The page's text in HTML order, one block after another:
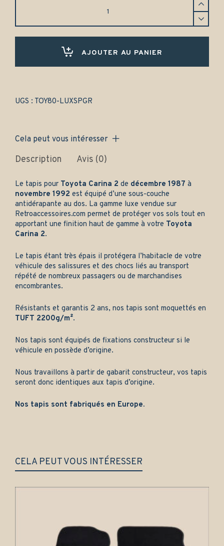
Gamme
AJOUTER AU PANIER
UGS : TOY80-LUXSPGR
Cela peut vous intéresser
Description Avis (0)
Le tapis pour Toyota Carina 2 de décembre 1987 à
novembre 1992 est équipé d’une sous-couche
antidérapante au dos. La gamme luxe vendue sur
Retroaccessoires.com permet de protéger vos sols tout en
apportant une finition haut de gamme à votre Toyota
Carina 2.
Le tapis étant très épais il protégera l’habitacle de votre
véhicule des salissures et des chocs liés au transport
répété de nombreux passagers ou de marchandises
encombrantes.
Résistants et garantis 2 ans, nos tapis sont moquettés en
TUFT 2200g/m².
Nos tapis sont équipés de fixations constructeur si le
véhicule en possède d’origine.
Nous travaillons à partir de gabarit constructeur, vos tapis
seront donc identiques aux tapis d’origine.
Nos tapis sont fabriqués en Europe.
CELA PEUT VOUS INTÉRESSER